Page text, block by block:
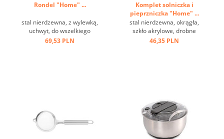
Rondel "Home" ...
stal nierdzewna, z wylewką,
uchwyt, do wszelkiego
rodzaju kuchenek ...
69,53 PLN
Komplet solniczka i
pieprzniczka "Home" ...
stal nierdzewna, okrągła,
szkło akrylowe, drobne
dziurki ...
46,35 PLN